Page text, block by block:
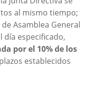
al mismo tiempo;
de Asamblea General
día especificado,
por el 10% de los
establecidos